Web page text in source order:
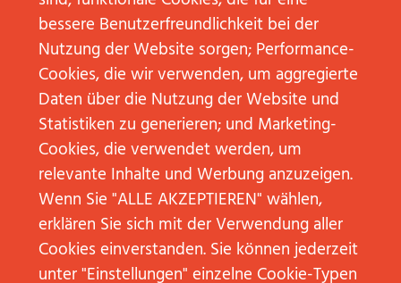
FESTIVAL
DER
IDEEN:
BRAUCHT
PR
MEHR
KREATIVITÄT
UM DEN
ANSCHLUSS
NICHT
ZU
VERLIEREN?
WEITERLESEN
bessere Benutzerfreundlichkeit bei der
Nutzung der Website sorgen; Performance-
Cookies, die wir verwenden, um aggregierte
Daten über die Nutzung der Website und
Statistiken zu generieren; und Marketing-
Cookies, die verwendet werden, um
relevante Inhalte und Werbung anzuzeigen.
Wenn Sie "ALLE AKZEPTIEREN" wählen,
erklären Sie sich mit der Verwendung aller
Cookies einverstanden. Sie können jederzeit
unter "Einstellungen" einzelne Cookie-Typen